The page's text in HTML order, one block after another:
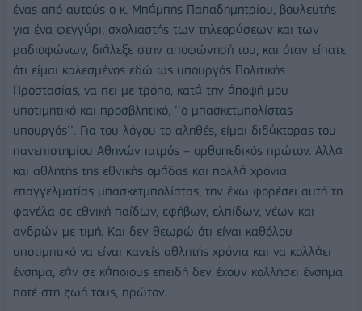
ένας από αυτούς ο κ. Μπάμπης Παπαδημητρίου, βουλευτής
για ένα φεγγάρι, σχολιαστής των τηλεοράσεων και των
ραδιοφώνων, διάλεξε στην αποφώνησή του, και όταν είπατε
ότι είμαι καλεσμένος εδώ ως υπουργός Πολιτικής
Προστασίας, να πει με τρόπο, κατά την άποψή μου
υποτιμητικό και προσβλητικό, ‘’ο μπασκετμπολίστας
υπουργός’’. Για του λόγου το αληθές, είμαι διδάκτορας του
πανεπιστημίου Αθηνών ιατρός – ορθοπεδικός πρώτον. Αλλά
και αθλητής της εθνικής ομάδας και πολλά χρόνια
επαγγελματίας μπασκετμπολίστας, την έχω φορέσει αυτή τη
φανέλα σε εθνική παίδων, εφήβων, ελπίδων, νέων και
ανδρών με τιμή. Και δεν θεωρώ ότι είναι καθόλου
υποτιμητικό να είναι κανείς αθλητής χρόνια και να κολλάει
ένσημα, εάν σε κάποιους επειδή δεν έχουν κολλήσει ένσημα
ποτέ στη ζωή τους, πρώτον.